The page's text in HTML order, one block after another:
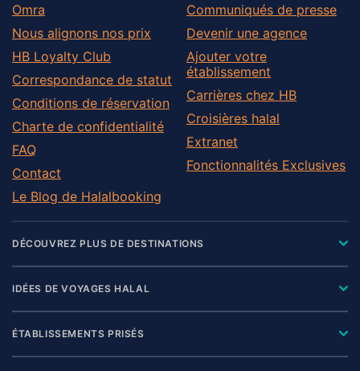
Omra
Nous alignons nos prix
HB Loyalty Club
Correspondance de statut
Conditions de réservation
Charte de confidentialité
FAQ
Contact
Le Blog de Halalbooking
Communiqués de presse
Devenir une agence
Ajouter votre
établissement
Carrières chez HB
Croisières halal
Extranet
Fonctionnalités Exclusives
DÉCOUVREZ PLUS DE DESTINATIONS
IDÉES DE VOYAGES HALAL
ÉTABLISSEMENTS PRISÉS